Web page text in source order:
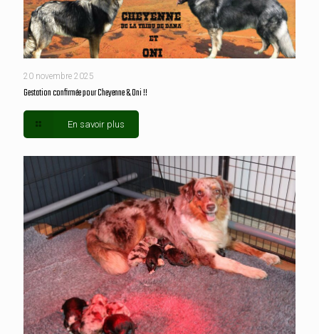
20 novembre 2025
Gestation confirmée pour Cheyenne & Oni !!
En savoir plus